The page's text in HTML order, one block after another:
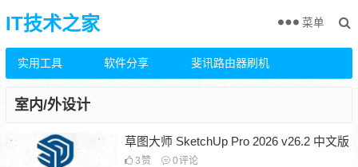
IT技术之家
实用工具 软件分享 斐讯路由器刷机
菜单
室内/外设计
草图大师 SketchUp Pro 2026 v26.2 中文版
3 赞 0评论